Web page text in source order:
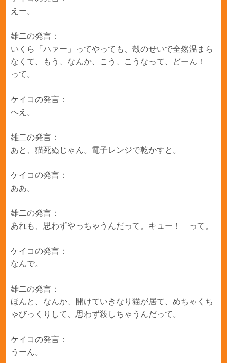
えー。
雄二の発言：
いくら「ハァー」ってやっても、殻のせいで全然温まら
なくて、もう、なんか、こう、こうなって、どーん！
って。
ケイコの発言：
へえ。
雄二の発言：
あと、猫死ぬじゃん。電子レンジで乾かすと。
ケイコの発言：
ああ。
雄二の発言：
あれも、思わずやっちゃうんだって。キュー！ って。
ケイコの発言：
なんで。
雄二の発言：
ほんと、なんか、開けていきなり猫が居て、めちゃくち
ゃびっくりして、思わず殺しちゃうんだって。
ケイコの発言：
うーん。